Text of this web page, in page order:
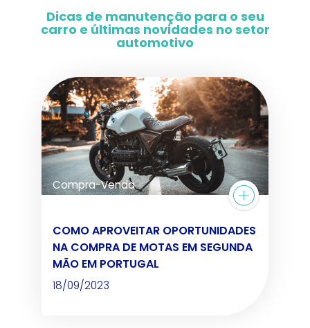
Dicas de manutenção para o seu
carro e últimas novidades no setor
automotivo
Compra-Venda
COMO APROVEITAR OPORTUNIDADES
NA COMPRA DE MOTAS EM SEGUNDA
MÃO EM PORTUGAL
18/09/2023